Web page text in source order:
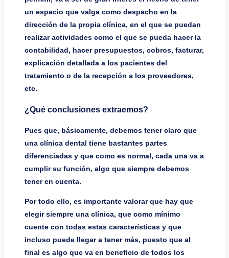
un espacio que valga como despacho en la
dirección de la propia clínica, en el que se puedan
realizar actividades como el que se pueda hacer la
contabilidad, hacer presupuestos, cobros, facturar,
explicación detallada a los pacientes del
tratamiento o de la recepción a los proveedores,
etc.
¿Qué conclusiones extraemos?
Pues que, básicamente, debemos tener claro que
una clínica dental tiene bastantes partes
diferenciadas y que como es normal, cada una va a
cumplir su función, algo que siempre debemos
tener en cuenta.
Por todo ello, es importante valorar que hay que
elegir siempre una clínica, que como mínimo
cuente con todas estas características y que
incluso puede llegar a tener más, puesto que al
final es algo que va en beneficio de todos los